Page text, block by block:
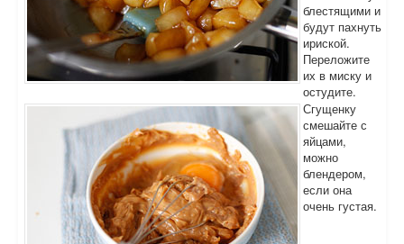
блестящими и
будут пахнуть
ириской.
Переложите
их в миску и
остудите.
Сгущенку
смешайте с
яйцами,
можно
блендером,
если она
очень густая.